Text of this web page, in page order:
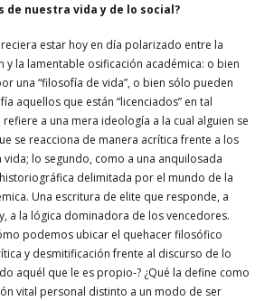
de nuestra vida y de lo social?
estar hoy en día polarizado entre la
y la lamentable osificación académica: o bien
una “filosofía de vida”, o bien sólo pueden
aquellos que están “licenciados” en tal
a una mera ideología a la cual alguien se
se reacciona de manera acrítica frente a los
lo segundo, como a una anquilosada
delimitada por el mundo de la
Una escritura de elite que responde, a
a la lógica dominadora de los vencedores.
podemos ubicar el quehacer filosófico
y desmitificación frente al discurso de lo
aquél que le es propio-? ¿Qué la define como
vital personal distinto a un modo de ser